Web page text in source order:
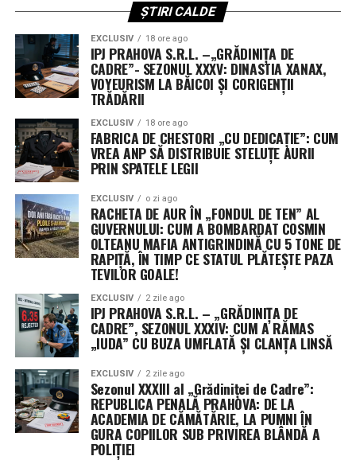
Fără scutire de la reducerile automate de cheltuieli
O altă cerere respinsă a vizat scutirea fondurilor de
reconciliere aprobate anul trecut de la mecanismul de
sechestrare (reduceri automate). Fără această excepție,
indisponibile.
Următorii pași în Congres
Senatul urmează să voteze rezoluția în această
săptămână, înainte de începerea vacanței de august.
Camera Reprezentanților, deja în pauză, și-a adoptat
propria variantă pe 21 iulie. Cele două texte vor trebui
fie unificate, fie una dintre camere va trebui să adopte
varianta celeilalte, pentru ca proiectul să ajungă pe
masa președintelui Donald Trump.
Președinta Comisiei de buget din Senat, Susan Collins, a
descris rezoluția drept „un pas important” pentru
evitarea închiderii guvernului, în timp ce senatoarea
Patty Murray a salutat faptul că textul limitează cererile
de noi fonduri și flexibilități pentru Pentagon.
ȘTIRI CALDE
EXCLUSIV 18 ore ago
IPJ PRAHOVA S.R.L. –„GRĂDINIȚA DE
CADRE”- SEZONUL XXXV: DINASTIA XANAX,
VOYEURISM LA BĂICOI ȘI CORIGENȚII
TRĂDĂRII
EXCLUSIV 18 ore ago
FABRICA DE CHESTORI „CU DEDICAȚIE”: CUM
VREA ANP SĂ DISTRIBUIE STELUȚE AURII
PRIN SPATELE LEGII
EXCLUSIV o zi ago
RACHETA DE AUR ÎN „FONDUL DE TEN” AL
GUVERNULUI: CUM A BOMBARDAT COSMIN
OLTEANU MAFIA ANTIGRINDINĂ CU 5 TONE DE
RAPIȚĂ, ÎN TIMP CE STATUL PLĂTEȘTE PAZA
TEVILOR GOALE!
EXCLUSIV 2 zile ago
IPJ PRAHOVA S.R.L. – „GRĂDINIȚA DE
CADRE”, SEZONUL XXXIV: CUM A RĂMAS
„IUDA” CU BUZA UMFLATĂ ȘI CLANȚA LINSĂ
EXCLUSIV 2 zile ago
Sezonul XXXIII al „Grădiniței de Cadre”:
REPUBLICA PENALĂ PRAHOVA: DE LA
ACADEMIA DE CĂMĂTĂRIE, LA PUMNI ÎN
GURA COPIILOR SUB PRIVIREA BLÂNDĂ A
POLIȚIEI